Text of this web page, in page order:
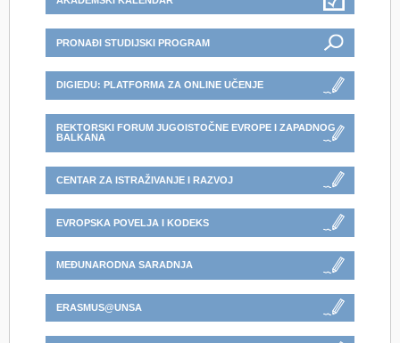
PRONAĐI STUDIJSKI PROGRAM
DIGIEDU: PLATFORMA ZA ONLINE UČENJE
REKTORSKI FORUM JUGOISTOČNE EVROPE I ZAPADNOG
BALKANA
CENTAR ZA ISTRAŽIVANJE I RAZVOJ
EVROPSKA POVELJA I KODEKS
MEĐUNARODNA SARADNJA
ERASMUS@UNSA